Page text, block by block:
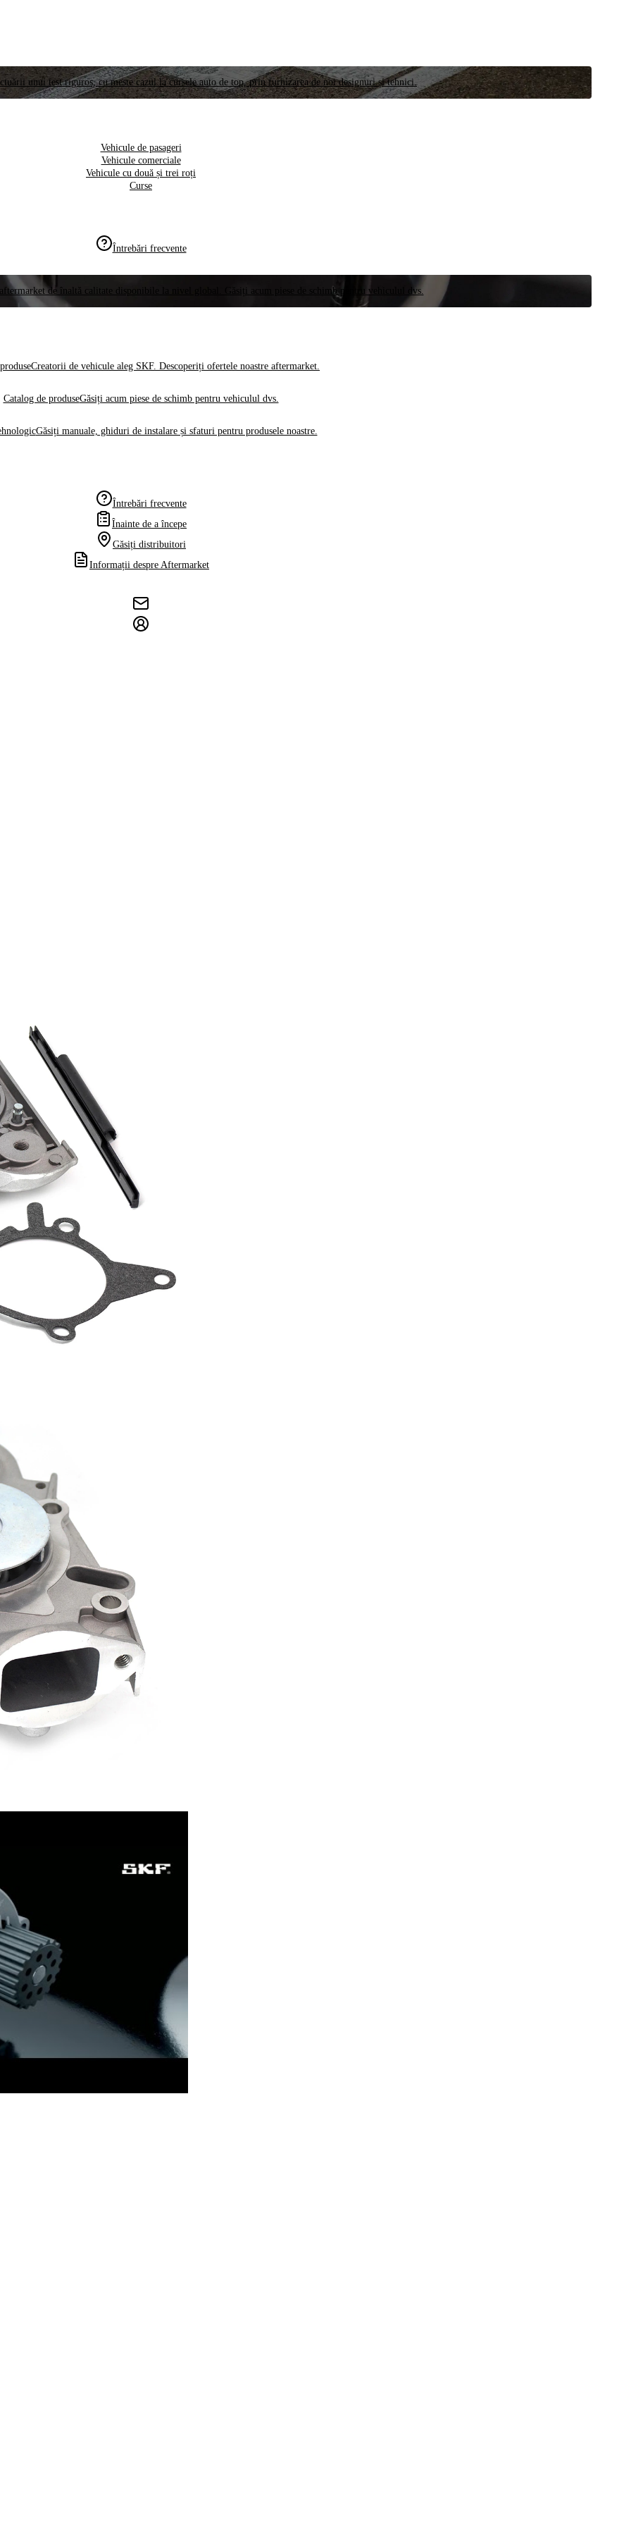
unui test riguros, cu meste cazul la cursele auto de top, prin furnizarea de noi designuri și tehnici.
Vehicule de pasageri
Vehicule comerciale
Vehicule cu două și trei roți
Curse
Întrebări frecvente
de înaltă calitate disponibile la nivel global. Găsiți acum piese de schimb pentru vehiculul dvs.
Creatorii de vehicule aleg SKF. Descoperiți ofertele noastre aftermarket.
Catalog de produseGăsiți acum piese de schimb pentru vehiculul dvs.
Găsiți manuale, ghiduri de instalare și sfaturi pentru produsele noastre.
Întrebări frecvente
Înainte de a începe
Găsiți distribuitori
Informații despre Aftermarket